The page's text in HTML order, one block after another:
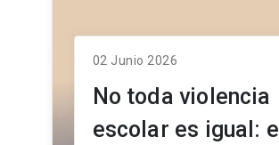
02 Junio 2026
No toda violencia
escolar es igual: el